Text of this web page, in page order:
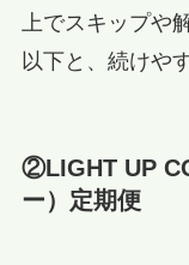
上でスキップや
以下と、続けや
②LIGHT UP
ー）定期便